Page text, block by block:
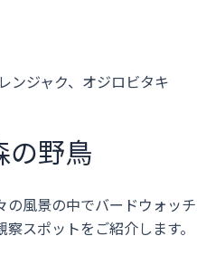
ンジャク、オジロビタキ
の野鳥
風景の中でバードウォッ
スポットをご紹介します。